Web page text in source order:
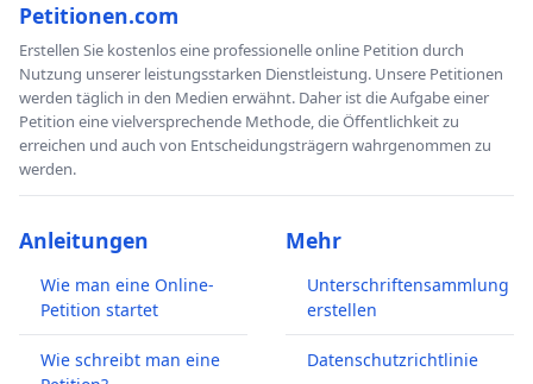
Petitionen.com
Erstellen Sie kostenlos eine professionelle online Petition durch
Nutzung unserer leistungsstarken Dienstleistung. Unsere Petitionen
werden täglich in den Medien erwähnt. Daher ist die Aufgabe einer
Petition eine vielversprechende Methode, die Öffentlichkeit zu
erreichen und auch von Entscheidungsträgern wahrgenommen zu
werden.
Anleitungen
Wie man eine Online-
Petition startet
Wie schreibt man eine
Mehr
Unterschriftensammlung
erstellen
Datenschutzrichtlinie